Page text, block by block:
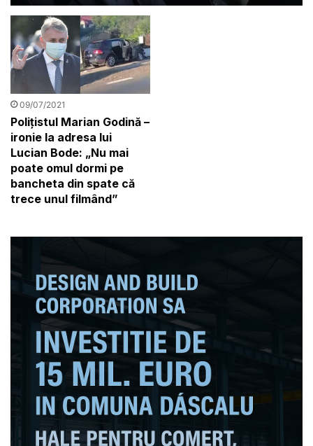
09/07/2021
Polițistul Marian Godină –
ironie la adresa lui
Lucian Bode: „Nu mai
poate omul dormi pe
bancheta din spate că
trece unul filmând”